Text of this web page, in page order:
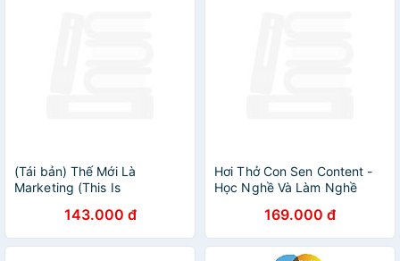
(Tái bản) Thế Mới Là
Marketing (This Is
143.000 đ
Hơi Thở Con Sen Content -
Học Nghề Và Làm Nghề
169.000 đ